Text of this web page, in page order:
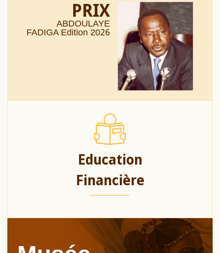
PRIX
ABDOULAYE
FADIGA Edition 2026
Education
Financière